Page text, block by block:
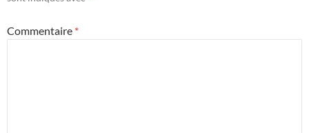
Commentaire *